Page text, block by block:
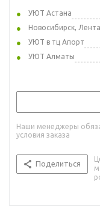
УЮТ Астана
Новосибирск, Лента
УЮТ в тц Апорт
УЮТ Алматы
Наши менеджеры
условия заказа
Поделиться